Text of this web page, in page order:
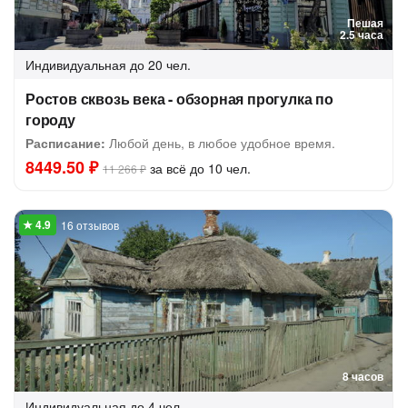
Пешая
2.5 часа
Индивидуальная до 20 чел.
Ростов сквозь века - обзорная прогулка по
городу
Расписание: Любой день, в любое удобное время.
8449.50 ₽ 11 266 ₽ за всё до 10 чел.
8 часов
16 отзывов